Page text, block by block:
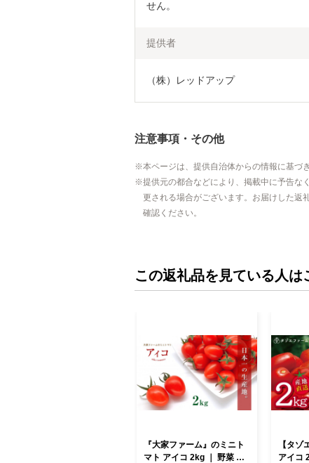
せん。
提供者
（株）レッドアップ
注意事項・その他
本ページは、提供自治体からの情報に基づ
提供元の都合などにより、掲載中に予告な
更される場合がございます。お届けした返
確認ください。
この返礼品を見ている人は
『大家ファーム』のミニト
マト アイコ 2kg ｜ 野菜 や
【タゾ
アイコ